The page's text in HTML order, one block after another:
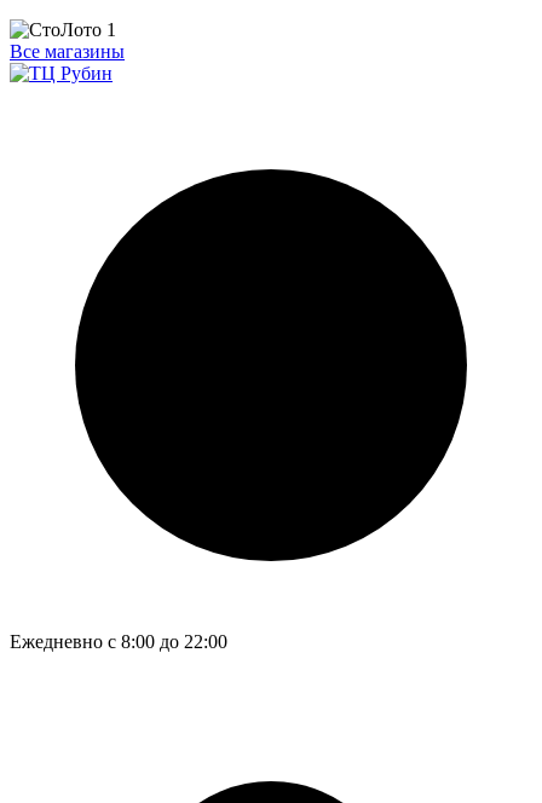
Все магазины
Ежедневно с 8:00 до 22:00